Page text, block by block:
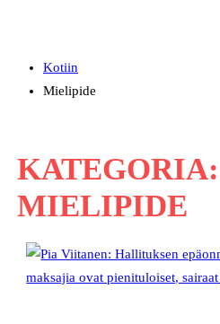
Kotiin
Mielipide
KATEGORIA:
MIELIPIDE